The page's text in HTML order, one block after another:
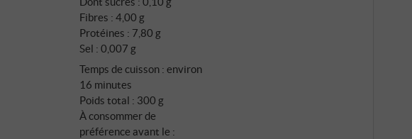
Fibres : 4,00 g
Protéines : 7,80 g
Sel : 0,007 g
Temps de cuisson : environ
16 minutes
Poids total : 300 g
À consommer de
préférence avant le :